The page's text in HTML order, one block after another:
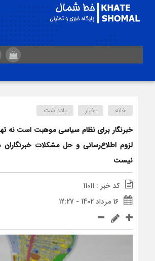
خانه اخبار یادداشت
خبرنگار برای نظام سیاسی موهبت است نه
لزوم اطلاع‌رسانی و حل مشکلات
نیست
کد خبر : 11011
16 مرداد 1402 - 12:27